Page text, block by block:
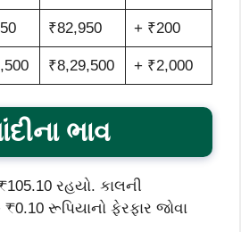
₹82,950 + ₹200
₹8,29,500 + ₹2,000
ભાવ
રહયો. કાલની
રૂપિયાનો ફેરફાર જોવા